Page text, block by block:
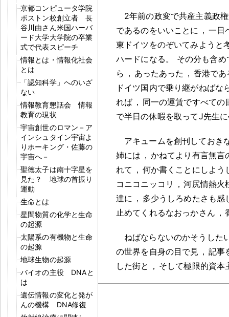
京都コンピュータ学院
ボストン校創立者 長
谷川由さん米国ハーバ
ード大学大学院の卒業
式で代表スピーチ
情報とは・情報化社会
とは
「認知科学」へのいざ
ない
情報教育懇話会 情報
教育の現状
宇宙創世のロマン－ア
インシュタイン宇宙よ
りホーキング・佐藤の
宇宙へ－
聖徳太子は南十字星を
見た？ 地球の首振り
運動
生命とは
星間物質の化学と生命
の起源
太陽系の有機物と生命
の起源
地球生物の起源
バイオの主役 DNAと
は
遺伝情報の変化と発が
んの機構 DNA修復
2年前の政変で共産主義政
であるのをいいことに ， 一日
東ドイツをのぞいてみようと
ハードになる 。
その分も含
ら ， あったあった ， 香港であ
ドイツ国内で乗り継がねばな
れば ， 同一の運賃ですべて
で半日の休暇を取ってJ先生
アキュームを創刊しておき
姉には ， かねてより有言無言
れて ， 何か書くことにしよう
コニコニッコリ
， 河尻情熱火
達に ， 多少うしろめたさも感
止めてくれるなおっかさん ，
ねばならないのかそうした
の世界を自身の目で見 ， 記事
した街と ， そして極限的資本